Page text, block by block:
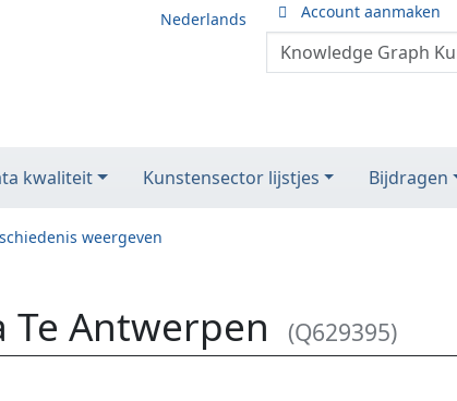
Nederlands Account aanmaken
kwaliteit Kunstensector lijstjes Bijdragen
weergeven
Te Antwerpen (Q629395)